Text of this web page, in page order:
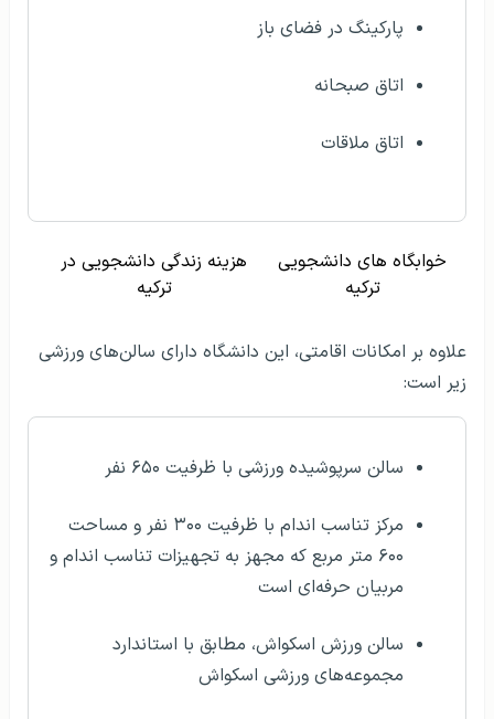
پارکینگ در فضای باز
اتاق صبحانه
اتاق ملاقات
خوابگاه های دانشجویی
ترکیه
هزینه زندگی دانشجویی در
ترکیه
علاوه بر امکانات اقامتی، این دانشگاه دارای سالن‌های ورزشی
زیر است:
سالن سرپوشیده ورزشی با ظرفیت ۶۵۰ نفر
مرکز تناسب اندام با ظرفیت ۳۰۰ نفر و مساحت
۶۰۰ متر مربع که مجهز به تجهیزات تناسب اندام و
مربیان حرفه‌ای است
سالن ورزش اسکواش، مطابق با استاندارد
مجموعه‌های ورزشی اسکواش